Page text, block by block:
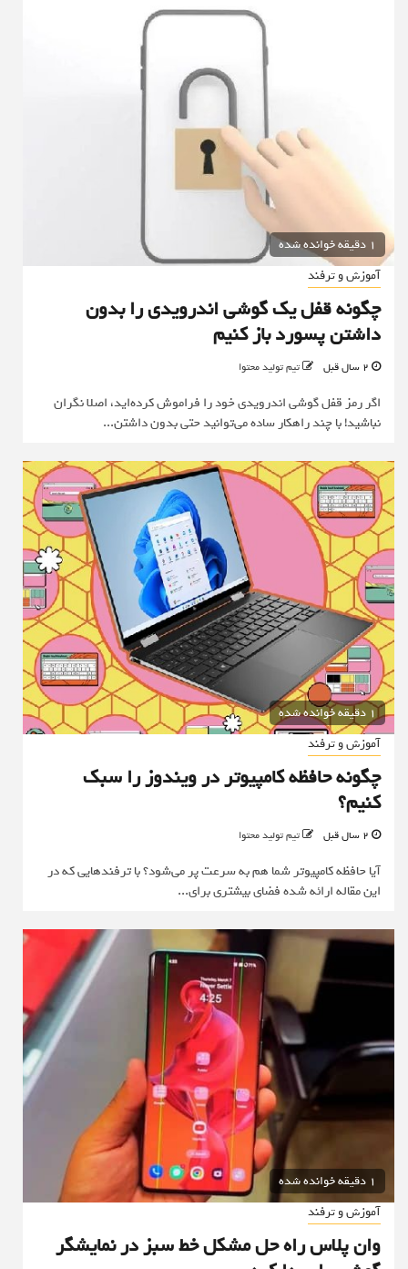
1 دقیقه خوانده شده
آموزش و ترفند
چگونه قفل یک گوشی اندرویدی را بدون
داشتن پسورد باز کنیم
تیم تولید محتوا
اگر رمز قفل گوشی اندرویدی خود را فراموش کرده‌اید، اصلا نگران
نباشید! با چند راهکار ساده می‌توانید حتی بدون داشتن...
1 دقیقه خوانده شده
آموزش و ترفند
چگونه حافظه کامپیوتر در ویندوز را سبک
کنیم؟
تیم تولید محتوا
آیا حافظه کامپیوتر شما هم به سرعت پر می‌شود؟ با ترفندهایی که در
این مقاله ارائه شده فضای بیشتری برای...
1 دقیقه خوانده شده
آموزش و ترفند
وان پلاس راه حل مشکل خط سبز در نمایشگر